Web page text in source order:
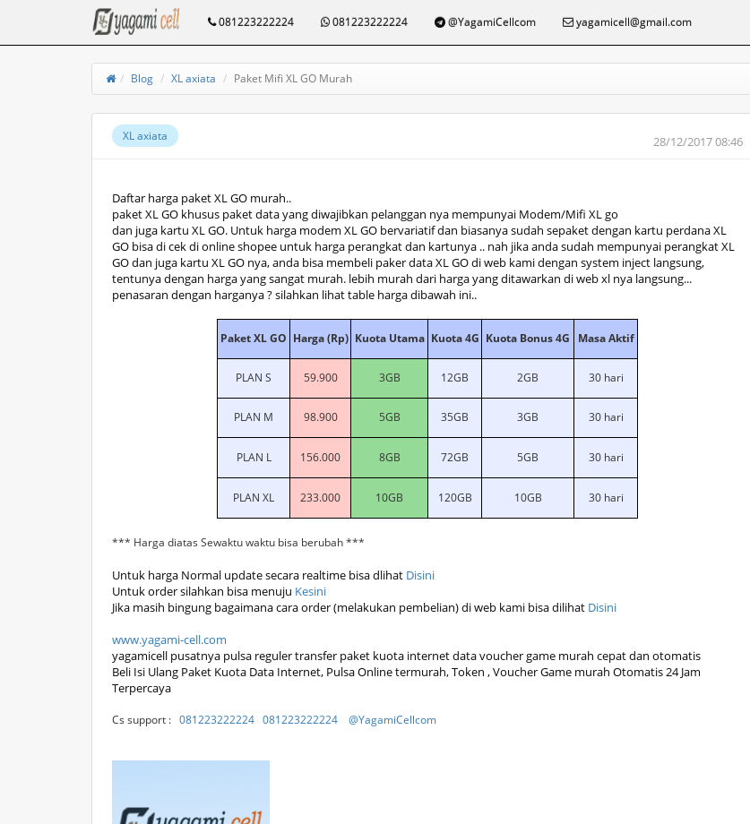
081223222224 081223222224 @YagamiCellcom yagamicell@gmail.com
Blog XL axiata Paket Mifi XL GO Murah
XL axiata 28/12/2017 08:46
Daftar harga paket XL GO murah..
paket XL GO khusus paket data yang diwajibkan pelanggan nya mempunyai Modem/Mifi XL go
dan juga kartu XL GO. Untuk harga modem XL GO bervariatif dan biasanya sudah sepaket dengan kartu perdana XL
GO bisa di cek di online shopee untuk harga perangkat dan kartunya .. nah jika anda sudah mempunyai perangkat XL
GO dan juga kartu XL GO nya, anda bisa membeli paker data XL GO di web kami dengan system inject langsung,
tentunya dengan harga yang sangat murah. lebih murah dari harga yang ditawarkan di web xl nya langsung...
penasaran dengan harganya ? silahkan lihat table harga dibawah ini..
Paket XL GO Harga (Rp) Kuota Utama Kuota 4G Kuota Bonus 4G Masa Aktif
PLAN S 59.900 3GB 12GB 2GB 30 hari
PLAN M 98.900 5GB 35GB 3GB 30 hari
PLAN L 156.000 8GB 72GB 5GB 30 hari
PLAN XL 233.000 10GB 120GB 10GB 30 hari
*** Harga diatas Sewaktu waktu bisa berubah ***
Untuk harga Normal update secara realtime bisa dlihat Disini
Untuk order silahkan bisa menuju Kesini
Jika masih bingung bagaimana cara order (melakukan pembelian) di web kami bisa dilihat Disini
www.yagami-cell.com
yagamicell pusatnya pulsa reguler transfer paket kuota internet data voucher game murah cepat dan otomatis
Beli Isi Ulang Paket Kuota Data Internet, Pulsa Online termurah, Token , Voucher Game murah Otomatis 24 Jam
Terpercaya
Cs support : 081223222224 081223222224 @YagamiCellcom